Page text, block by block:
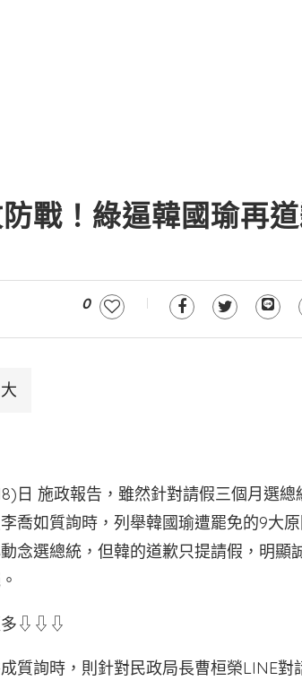
戰！綠逼韓國瑜再
0
大
日 施政報告，雖然針對請假三個月選
喬如質詢時，列舉韓國瑜遭罷免的9大
念選總統，但韓的道歉只提請假，明顯
多⇩⇩⇩
質詢時，則針對民政局長曹桓榮LINE